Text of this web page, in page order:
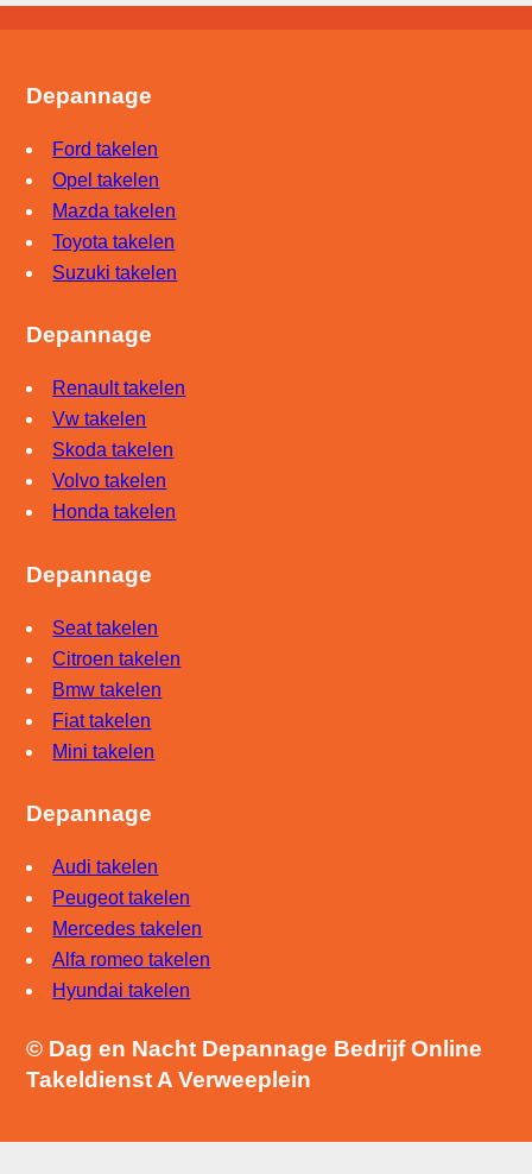
Depannage
Ford takelen
Opel takelen
Mazda takelen
Toyota takelen
Suzuki takelen
Depannage
Renault takelen
Vw takelen
Skoda takelen
Volvo takelen
Honda takelen
Depannage
Seat takelen
Citroen takelen
Bmw takelen
Fiat takelen
Mini takelen
Depannage
Audi takelen
Peugeot takelen
Mercedes takelen
Alfa romeo takelen
Hyundai takelen
© Dag en Nacht Depannage Bedrijf Online
Takeldienst A Verweeplein